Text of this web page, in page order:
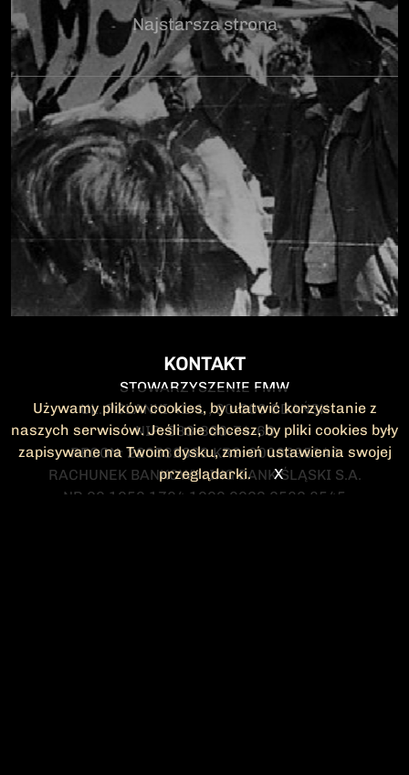
Najstarsza strona
KONTAKT
STOWARZYSZENIE FMW
UL. POLANKI 41-1 , 80-308 GDAŃSK
NIP: 583-300-74-60
REGON: 220532063 KRS: 0000295148
RACHUNEK BANKOWY: ING BANK ŚLĄSKI S.A.
NR 90 1050 1764 1000 0023 2582 8545
Używamy plików cookies, by ułatwić korzystanie z
naszych serwisów. Jeśli nie chcesz, by pliki cookies były
zapisywane na Twoim dysku, zmień ustawienia swojej
przeglądarki.
X